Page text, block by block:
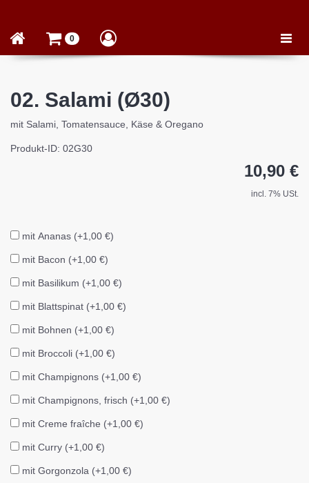
Toggle
0
02. Salami (Ø30)
mit Salami, Tomatensauce, Käse & Oregano
Produkt-ID: 02G30
10,90 €
incl. 7% USt.
mit Ananas (+1,00 €)
mit Bacon (+1,00 €)
mit Basilikum (+1,00 €)
mit Blattspinat (+1,00 €)
mit Bohnen (+1,00 €)
mit Broccoli (+1,00 €)
mit Champignons (+1,00 €)
mit Champignons, frisch (+1,00 €)
mit Creme fraîche (+1,00 €)
mit Curry (+1,00 €)
mit Gorgonzola (+1,00 €)